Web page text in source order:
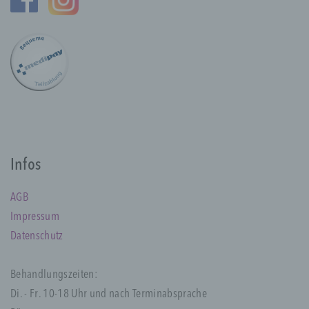
Infos
AGB
Impressum
Datenschutz
Behandlungszeiten:
Di. - Fr. 10-18 Uhr und nach Terminabsprache
Personenbezogene Daten sind alle
Informationen, die sich auf eine identifizierte
oder identifizierbare natürliche Person (im
genetischen, psychischen, wirtschaftlichen,
kulturellen oder sozialen Identität dieser